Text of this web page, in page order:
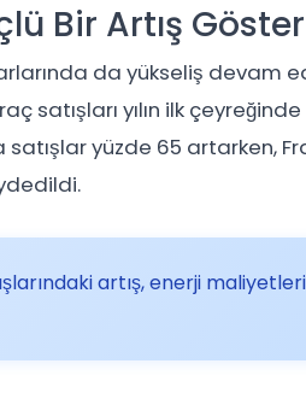
Bir Artış
da yükseliş devam
satışları yılın ilk
yüzde 65 artarken,
artış, enerji